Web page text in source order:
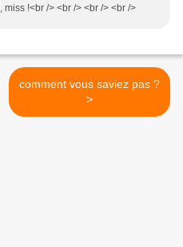
miss !<br /> <br /> <br /> <br />
comment vous saviez pas ?
>